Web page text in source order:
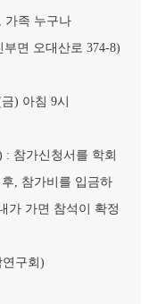
, 가족 누구나
부면 오대산로 374-8)
금) 아침 9시
: 참가신청서를 학회
, 참가비를 입금하
가 가면 참석이 확정
구회 )